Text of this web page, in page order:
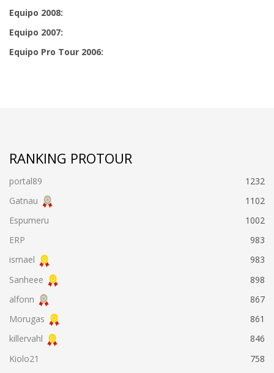
Equipo 2008:
Equipo 2007:
Equipo Pro Tour 2006:
RANKING PROTOUR
portal89
1232
Gatnau
1102
Espumeru
1002
ERP
983
ismael
983
Sanheee
898
alfonn
867
Morugas
861
killervahl
846
Kiolo21
758